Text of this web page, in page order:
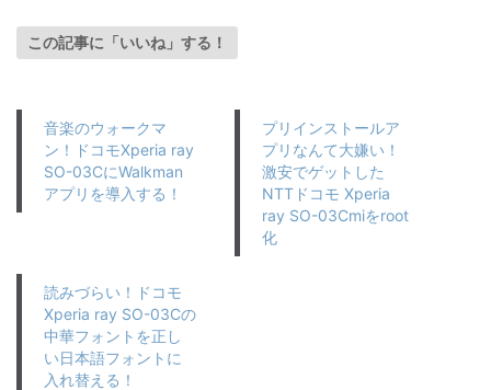
この記事に「いいね」する！
音楽のウォークマ
ン！ドコモXperia ray
SO-03CにWalkman
アプリを導入する！
プリインストールア
プリなんて大嫌い！
激安でゲットした
NTTドコモ Xperia
ray SO-03Cmiをroot
化
読みづらい！ドコモ
Xperia ray SO-03Cの
中華フォントを正し
い日本語フォントに
入れ替える！